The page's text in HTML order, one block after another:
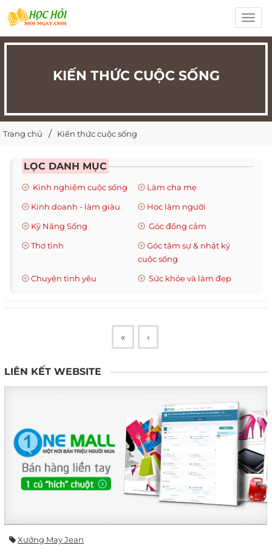
KIẾN THỨC CUỘC SỐNG
Trang chủ Kiến thức cuộc sống
LỌC DANH MỤC
Kinh nghiệm cuộc sống
Làm cha mẹ
Kinh doanh - làm giàu
Học làm người
Kỹ Năng Sống
Góc đồng cảm
Thơ tình
Góc tâm sự & nhật ký
cuộc sống
Chuyện tình yêu
Sức khỏe và làm đẹp
« ‹
LIÊN KẾT WEBSITE
Xưởng May Jean